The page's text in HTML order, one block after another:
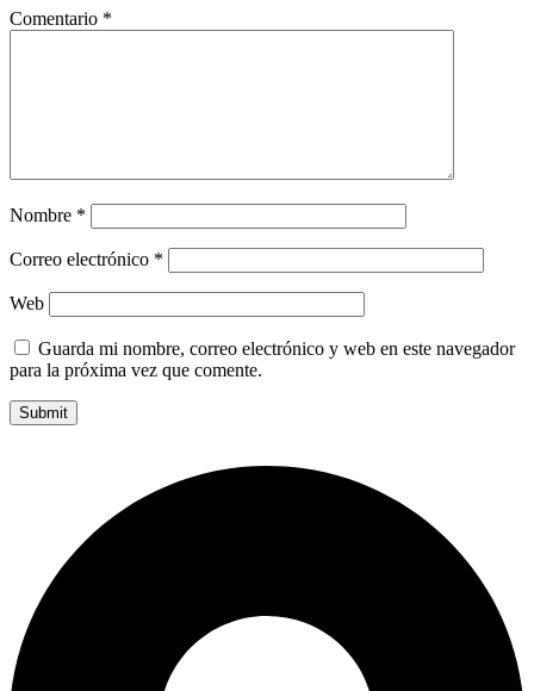
Comentario *
Nombre *
Correo electrónico *
Web
Guarda mi nombre, correo electrónico y web en este navegador
para la próxima vez que comente.